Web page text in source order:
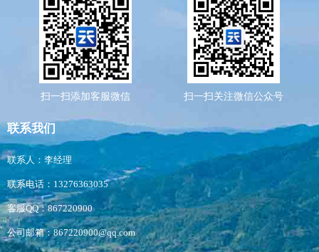
扫一扫添加客服微信 扫一扫关注微信公众号
联系我们
联系人：李经理
联系电话：13276363035
客服QQ：867220900
公司邮箱：867220900@qq.com